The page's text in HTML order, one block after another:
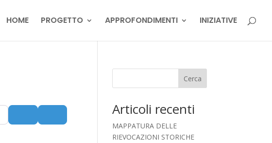
HOME PROGETTO APPROFONDIMENTI INIZIATIVE
Advanced Filters
Cerca
Articoli recenti
MAPPATURA DELLE
RIEVOCAZIONI STORICHE